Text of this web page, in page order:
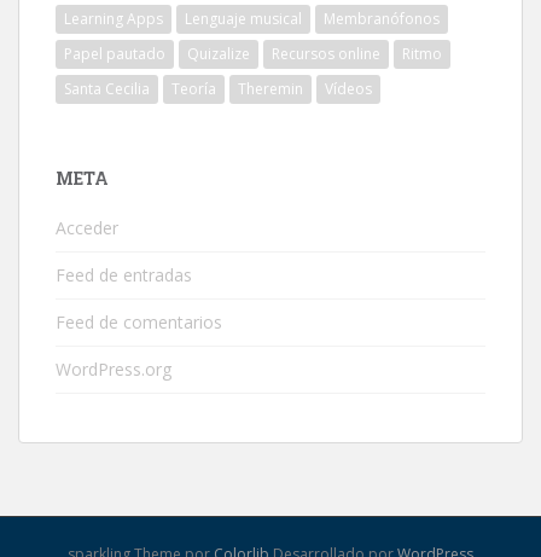
Learning Apps
Lenguaje musical
Membranófonos
Papel pautado
Quizalize Recursos online
Ritmo
Santa Cecilia
Teoría Theremin Vídeos
META
Acceder
Feed de entradas
Feed de comentarios
WordPress.org